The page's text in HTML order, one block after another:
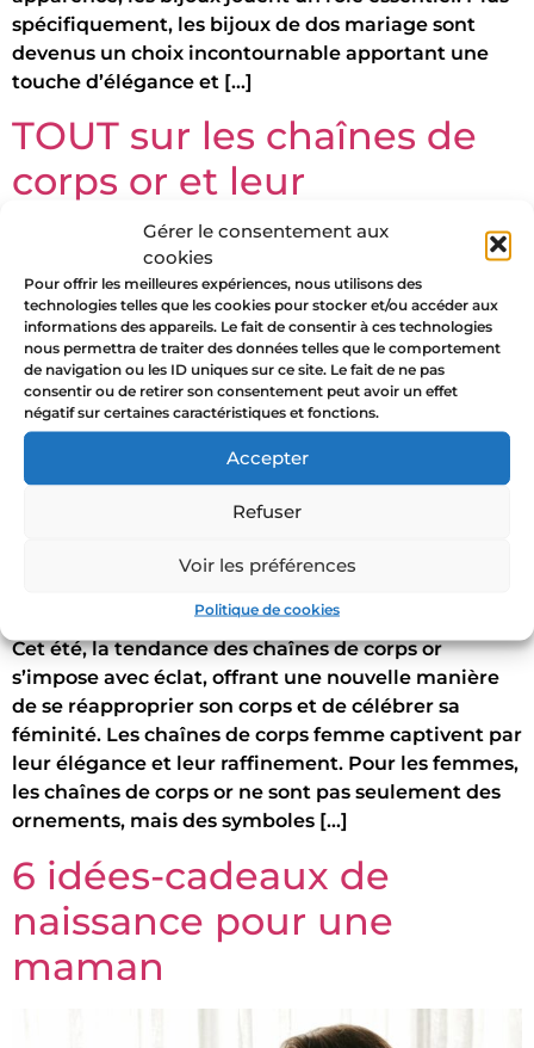
Gérer le consentement aux
cookies
Pour offrir les meilleures expériences, nous utilisons des
technologies telles que les cookies pour stocker et/ou accéder aux
informations des appareils. Le fait de consentir à ces technologies
nous permettra de traiter des données telles que le comportement
de navigation ou les ID uniques sur ce site. Le fait de ne pas
consentir ou de retirer son consentement peut avoir un effet
négatif sur certaines caractéristiques et fonctions.
Accepter
Refuser
Voir les préférences
Politique de cookies
spécifiquement, les bijoux de dos mariage sont
devenus un choix incontournable apportant une
touche d’élégance et […]
TOUT sur les chaînes de
corps or et leur
symbolique sacrée !
Cet été, la tendance des chaînes de corps or
s’impose avec éclat, offrant une nouvelle manière
de se réapproprier son corps et de célébrer sa
féminité. Les chaînes de corps femme captivent par
leur élégance et leur raffinement. Pour les femmes,
les chaînes de corps or ne sont pas seulement des
ornements, mais des symboles […]
6 idées-cadeaux de
naissance pour une
maman